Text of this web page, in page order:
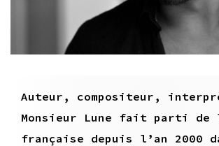
Auteur, compositeur,
Monsieur Lune fait parti de
française depuis l’an 2000